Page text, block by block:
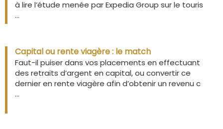
à lire l’étude menée par Expedia Group sur le touris
...
Capital ou rente viagère : le match
Faut-il puiser dans vos placements en effectuant
des retraits d’argent en capital, ou convertir ce
dernier en rente viagère afin d’obtenir un revenu c
...